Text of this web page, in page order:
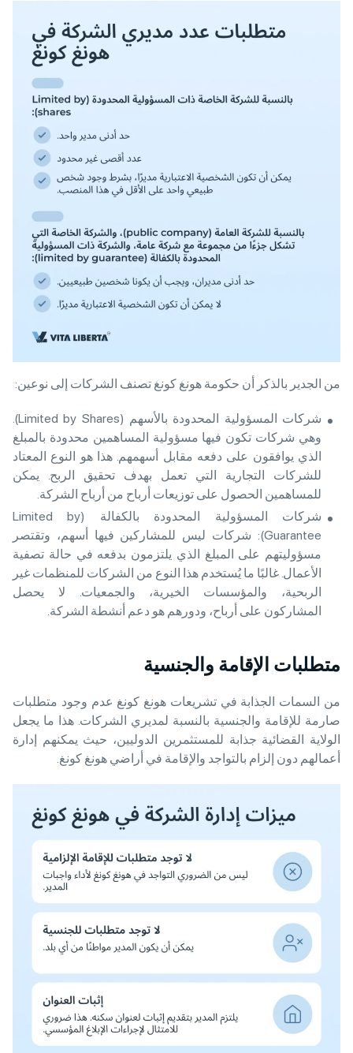
من الجدير بالذكر أن حكومة هونغ كونغ تصنف الشركات إلى نوعين:
شركات المسؤولية المحدودة بالأسهم (Limited by Shares).
وهي شركات تكون فيها مسؤولية المساهمين محدودة بالمبلغ
الذي يوافقون على دفعه مقابل أسهمهم. هذا هو النوع المعتاد
للشركات التجارية التي تعمل بهدف تحقيق الربح. يمكن
للمساهمين الحصول على توزيعات أرباح من أرباح الشركة.
شركات المسؤولية المحدودة بالكفالة (Limited by
Guarantee): شركات ليس للمشاركين فيها أسهم، وتقتصر
مسؤوليتهم على المبلغ الذي يلتزمون بدفعه في حالة تصفية
الأعمال. غالبًا ما يُستخدم هذا النوع من الشركات للمنظمات غير
الربحية، والمؤسسات الخيرية، والجمعيات. لا يحصل
المشاركون على أرباح، ودورهم هو دعم أنشطة الشركة.
متطلبات الإقامة والجنسية
من السمات الجذابة في تشريعات هونغ كونغ عدم وجود متطلبات
صارمة للإقامة والجنسية بالنسبة لمديري الشركات. هذا ما يجعل
الولاية القضائية جذابة للمستثمرين الدوليين، حيث يمكنهم إدارة
أعمالهم دون إلزام بالتواجد والإقامة في أراضي هونغ كونغ.